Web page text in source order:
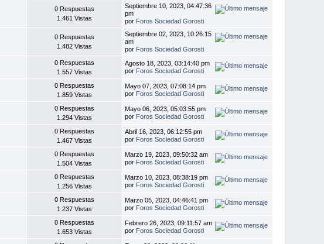
0 Respuestas
1.461 Vistas
Septiembre 10, 2023, 04:47:36
pm
por Foros Sociedad Gorosti
0 Respuestas
1.482 Vistas
Septiembre 02, 2023, 10:26:15
am
por Foros Sociedad Gorosti
0 Respuestas
1.557 Vistas
Agosto 18, 2023, 03:14:40 pm
por Foros Sociedad Gorosti
0 Respuestas
1.859 Vistas
Mayo 07, 2023, 07:08:14 pm
por Foros Sociedad Gorosti
0 Respuestas
1.294 Vistas
Mayo 06, 2023, 05:03:55 pm
por Foros Sociedad Gorosti
0 Respuestas
1.467 Vistas
Abril 16, 2023, 06:12:55 pm
por Foros Sociedad Gorosti
0 Respuestas
1.504 Vistas
Marzo 19, 2023, 09:50:32 am
por Foros Sociedad Gorosti
0 Respuestas
1.256 Vistas
Marzo 10, 2023, 08:38:19 pm
por Foros Sociedad Gorosti
0 Respuestas
1.237 Vistas
Marzo 05, 2023, 04:46:41 pm
por Foros Sociedad Gorosti
0 Respuestas
1.653 Vistas
Febrero 26, 2023, 09:11:57 am
por Foros Sociedad Gorosti